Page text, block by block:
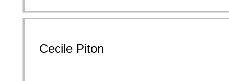
Cecile Piton